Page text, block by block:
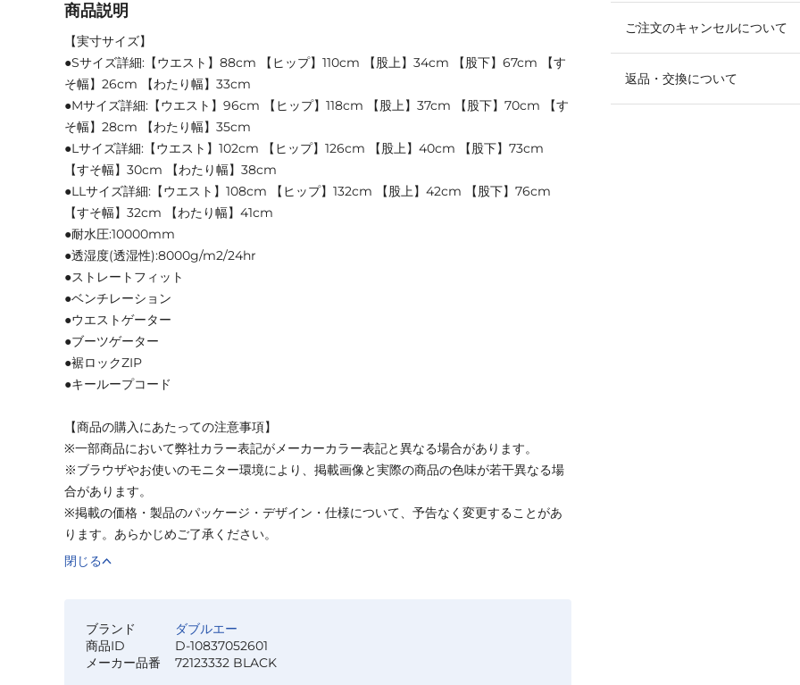
ご注文のキャンセルについて
返品・交換について
商品説明
【実寸サイズ】
●Sサイズ詳細:【ウエスト】88cm 【ヒップ】110cm 【股上】34cm 【股下】67cm 【す
そ幅】26cm 【わたり幅】33cm
●Mサイズ詳細:【ウエスト】96cm 【ヒップ】118cm 【股上】37cm 【股下】70cm 【す
そ幅】28cm 【わたり幅】35cm
●Lサイズ詳細:【ウエスト】102cm 【ヒップ】126cm 【股上】40cm 【股下】73cm
【すそ幅】30cm 【わたり幅】38cm
●LLサイズ詳細:【ウエスト】108cm 【ヒップ】132cm 【股上】42cm 【股下】76cm
【すそ幅】32cm 【わたり幅】41cm
●耐水圧:10000mm
●透湿度(透湿性):8000g/m2/24hr
●ストレートフィット
●ベンチレーション
●ウエストゲーター
●ブーツゲーター
●裾ロックZIP
●キーループコード
【商品の購入にあたっての注意事項】
※一部商品において弊社カラー表記がメーカーカラー表記と異なる場合があります。
※ブラウザやお使いのモニター環境により、掲載画像と実際の商品の色味が若干異なる場
合があります。
※掲載の価格・製品のパッケージ・デザイン・仕様について、予告なく変更することがあ
ります。あらかじめご了承ください。
閉じる
ブランド
ダブルエー
商品ID
D-10837052601
メーカー品番
72123332 BLACK